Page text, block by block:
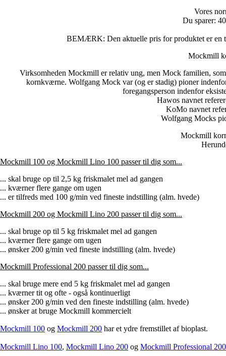
Vores
Du sparer:
BEMÆRK: Den aktuelle pris for produktet er en
Mockmill
Virksomheden Mockmill er relativ ung, men Mock familien,
kornkværne. Wolfgang Mock var (og er stadig) pioner
foregangsperson indenfor
Hawos navnet
KoMo navnet
Wolfgang Mocks
Mockmill
Mockmill 100 og Mockmill Lino 100 passer til dig som...
... skal bruge op til 2,5 kg friskmalet mel ad gangen
... kværner flere gange om ugen
... er tilfreds med 100 g/min ved fineste indstilling (alm. hvede)
Mockmill 200 og Mockmill Lino 200 passer til dig som...
... skal bruge op til 5 kg friskmalet mel ad gangen
... kværner flere gange om ugen
... ønsker 200 g/min ved fineste indstilling (alm. hvede)
Mockmill Professional 200 passer til dig som...
... skal bruge mere end 5 kg friskmalet mel ad gangen
... kværner tit og ofte - også kontinuerligt
... ønsker 200 g/min ved den fineste indstilling (alm. hvede)
... ønsker at bruge Mockmill kommercielt
Mockmill 100 og Mockmill 200 har et ydre fremstillet af bioplast.
Mockmill Lino 100, Mockmill Lino 200 og Mockmill Professional 200